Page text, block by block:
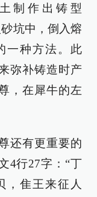
制作出铸型
砂坑中，倒入熔
一种方法。此
弥补铸造时产
，在犀牛的左
还有更重要的
4行27字：“丁
，隹王来征人